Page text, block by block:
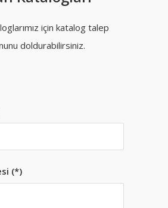
için katalog talep
doldurabilirsiniz.
(*)